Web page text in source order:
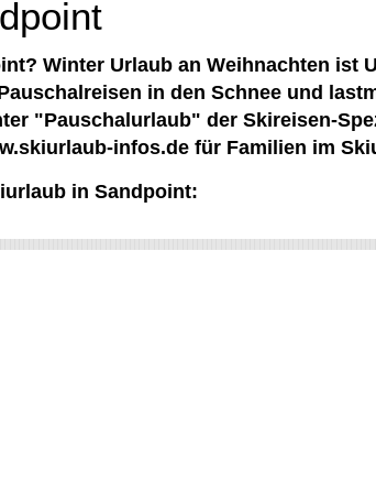
Winter Urlaub an Weihnachten ist
in den Schnee und
"Pauschalurlaub" der Skireisen-
infos.de für Familien im
in Sandpoint: